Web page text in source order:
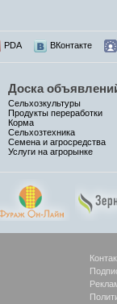
PDA ВКонтакте
Доска
Сельхозкультуры
Продукты переработки
Корма
Сельхозтехника
Семена и агросредства
Услуги на агрорынке